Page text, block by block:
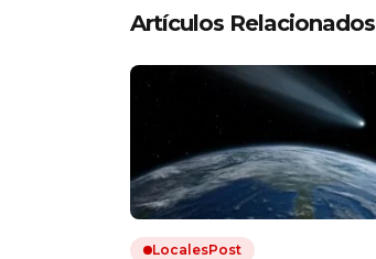
Artículos Relacionados
LocalesPost